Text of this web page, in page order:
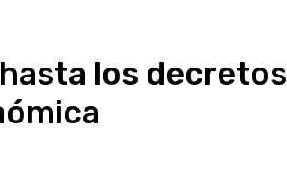
los decretos